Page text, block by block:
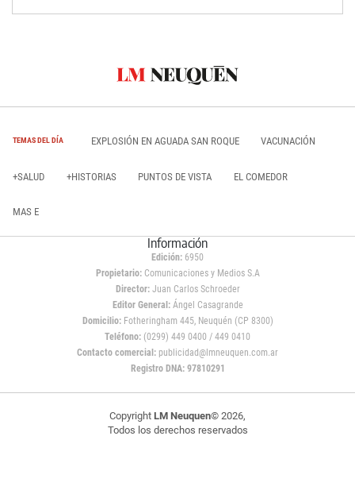
TEMAS DEL DÍA EXPLOSIÓN EN AGUADA SAN ROQUE VACUNACIÓN
+SALUD +HISTORIAS PUNTOS DE VISTA EL COMEDOR
MAS E
Información
Edición: 6950
Propietario:Comunicaciones y Medios S.A
Director: Juan Carlos Schroeder
Editor General:Ángel Casagrande
Domicilio:Fotheringham 445, Neuquén (CP 8300)
Teléfono: (0299) 449 0400 / 449 0410
Contacto comercial: publicidad@lmneuquen.com.ar
Registro DNA: 97810291
Copyright LM Neuquen© 2026,
Todos los derechos reservados